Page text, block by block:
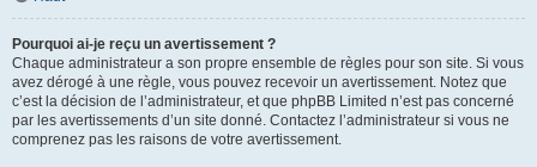
Pourquoi ai-je reçu un avertissement ?
Chaque administrateur a son propre ensemble de règles pour son site. Si vous
avez dérogé à une règle, vous pouvez recevoir un avertissement. Notez que
c’est la décision de l’administrateur, et que phpBB Limited n’est pas concerné
par les avertissements d’un site donné. Contactez l’administrateur si vous ne
comprenez pas les raisons de votre avertissement.